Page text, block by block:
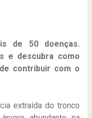
de 50 doenças.
e descubra como
contribuir com o
extraída do tronco